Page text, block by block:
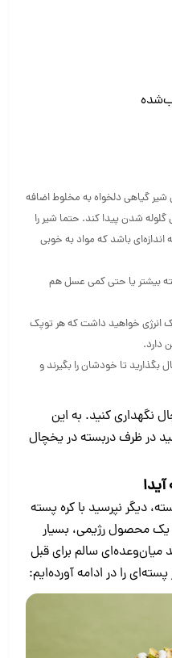
گیاهی دلخواه به مخلوط اضافه
شدن پیدا کند. حتما شیر را
باشد که مواد به خوبی
بیشتر یا حتی کمی عسل هم
حدود ۸ عدد توپک انرژی خواهید داشت که هر توپک
در یخچال بگذارید تا خودشان را بگیرند و
نگهداری کنید. به این
هم می‌توانید در ظرف دربسته در یخچال
آیدا
دیگر نپرسید با کره پسته
یک محصول رژیمی، بسیار
سالم برای قبل
پسته‌ای را در ادامه آورده‌ایم: